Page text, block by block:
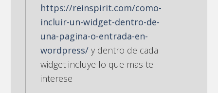
https://reinspirit.com/como-
incluir-un-widget-dentro-de-
una-pagina-o-entrada-en-
wordpress/ y dentro de cada
widget incluye lo que mas te
interese